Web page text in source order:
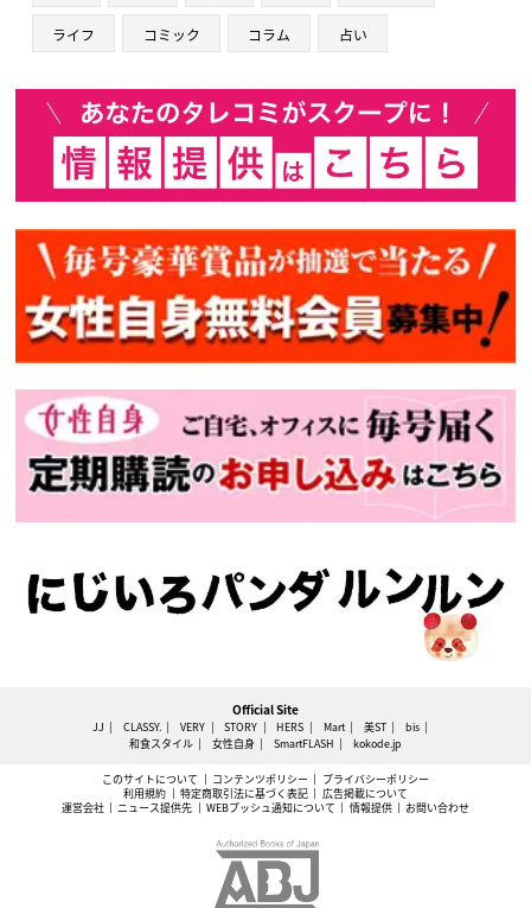
ライフ コミック コラム 占い
Official Site
JJ CLASSY. VERY STORY HERS Mart 美ST
bis
和食スタイル
女性自身 SmartFLASH kokode.jp
このサイトについて コンテンツポリシー
プライバシーポリシー
利用規約
特定商取引法に基づく表記
広告掲載について
運営会社
ニュース提供先 WEBプッシュ通知について 情報提供 お問い合わせ